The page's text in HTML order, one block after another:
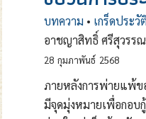
บทความ • เกร็ดประวั
อาชญาสิทธิ์ ศรีสุวรรณ
28 กุมภาพันธ์ 2568
ภายหลังการพ่ายแพ้ข
มีจุดมุ่งหมายเพื่อกอบ